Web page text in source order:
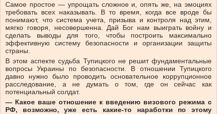
Самое простое — упрощать сложное и, опять же, на эмоциях
требовать всех наказывать. В то время, когда все вроде бы
понимают, что система учета, призыва и контроля над этим,
мягко говоря, несовершенна. Дай Бог нам выиграть войну и
сделать выводы для того, чтобы построить максимально
эффективную систему безопасности и организации защиты
страны.
В этом аспекте судьба Тупицкого не решит фундаментальные
вопросы Украины по безопасности. В отношении Тупицкого
давно нужно было проводить основательное коррупционное
расследование, а не думать о том, где он сейчас как
потенциальный солдат.
— Какое ваше отношение к введению визового режима с
РФ, возможно, уже есть какие-то наработки по этому